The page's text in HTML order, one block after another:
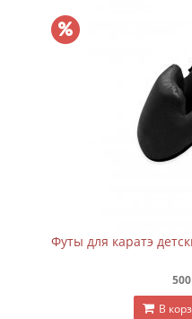
Футы для каратэ
500
В